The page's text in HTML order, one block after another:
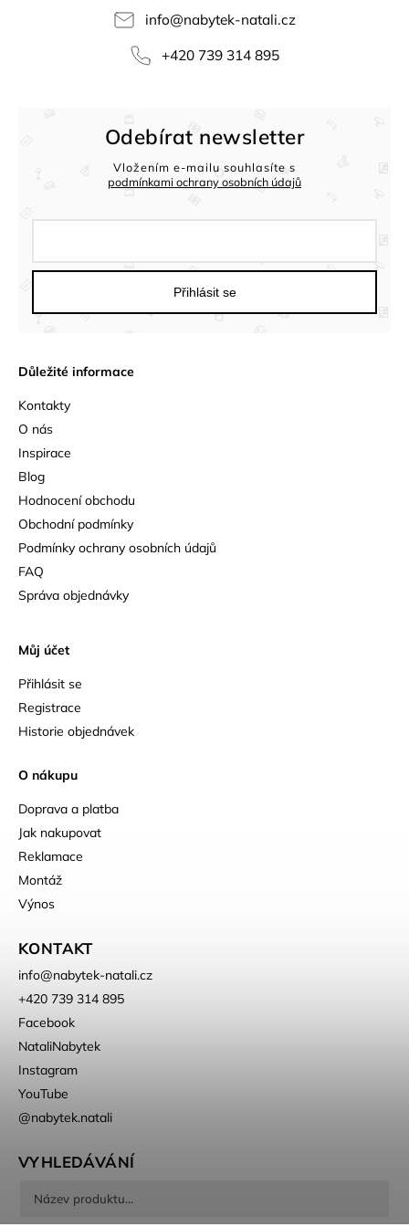
info@nabytek-natali.cz
+420 739 314 895
Důležité informace
Kontakty
O nás
Inspirace
Blog
Hodnocení obchodu
Obchodní podmínky
Podmínky ochrany osobních údajů
FAQ
Správa objednávky
Můj účet
Přihlásit se
Registrace
Historie objednávek
O nákupu
Doprava a platba
Jak nakupovat
Reklamace
Montáž
Výnos
KONTAKT
info@nabytek-natali.cz
+420 739 314 895
Facebook
NataliNabytek
Instagram
YouTube
@nabytek.natali
Odebírat newsletter
Vložením e-mailu souhlasíte s
podmínkami ochrany osobních údajů
Přihlásit se
VYHLEDÁVÁNÍ